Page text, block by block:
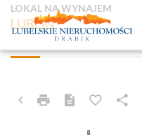
LUBLIN
LOKAL NA WYNAJEM